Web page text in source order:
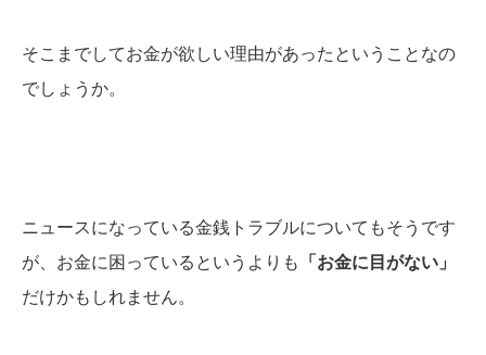
そこまでしてお金が欲しい理由があったということなの
でしょうか。
ニュースになっている金銭トラブルについてもそうです
が、お金に困っているというよりも
「お金に目がない」
だけかもしれません。